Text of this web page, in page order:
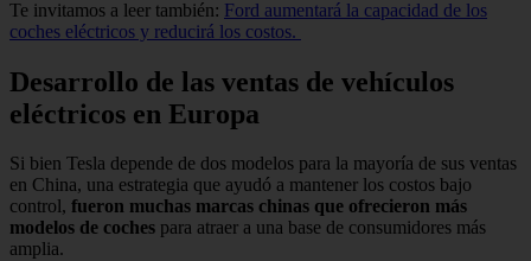
Te invitamos a leer también: Ford aumentará la capacidad de los
coches eléctricos y reducirá los costos.
Desarrollo de las ventas de vehículos
eléctricos en Europa
Si bien Tesla depende de dos modelos para la mayoría de sus ventas
en China, una estrategia que ayudó a mantener los costos bajo
control, fueron muchas marcas chinas que ofrecieron más
modelos de coches para atraer a una base de consumidores más
amplia.